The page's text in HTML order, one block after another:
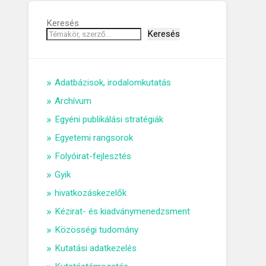
Keresés
Keresés
Adatbázisok, irodalomkutatás
Archívum
Egyéni publikálási stratégiák
Egyetemi rangsorok
Folyóirat-fejlesztés
Gyik
hivatkozáskezelők
Kézirat- és kiadványmenedzsment
Közösségi tudomány
Kutatási adatkezelés